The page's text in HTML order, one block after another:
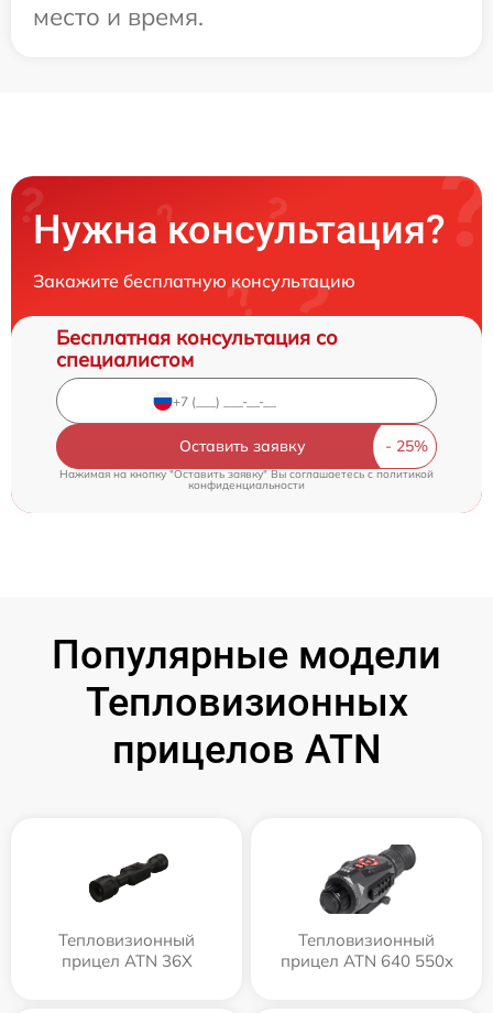
место и время.
Нужна консультация?
Закажите бесплатную консультацию
Бесплатная консультация со
специалистом
Оставить заявку
Нажимая на кнопку "Оставить заявку" Вы соглашаетесь cполитикой
конфиденциальности
Популярные модели
Тепловизионных
прицелов ATN
Тепловизионный
прицел ATN 36X
Тепловизионный
прицел ATN 640 550x